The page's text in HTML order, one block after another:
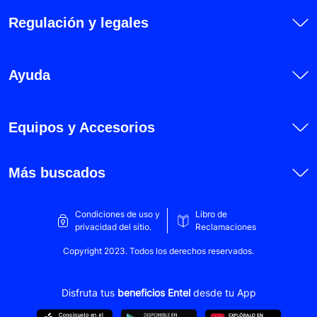
Honor 90 Lite
Honor 200 Lite
Honor Magic 6 Lite
Honor X7
Regulación y legales
Ayuda
Equipos y Accesorios
Más buscados
Condiciones de uso y
privacidad del sitio.
Libro de
Reclamaciones
Copyright 2023. Todos los derechos reservados.
Disfruta tus beneficios Enteldesde tu App